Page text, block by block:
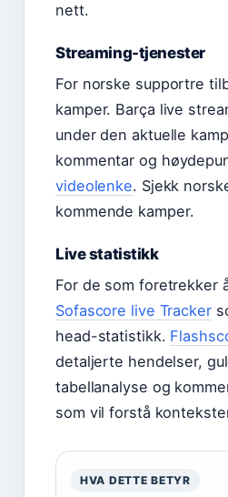
nett.
Streaming-tjenester
For norske supportre
kamper. Barça live
under den aktuelle
kommentar og
videolenke. Sjekk
kommende kamper.
Live statistikk
For de som foretrekker
Sofascore live Tracker
head-statistikk.
detaljerte hendelser,
tabellanalyse og
som vil forstå
HVA DETTE BETYR